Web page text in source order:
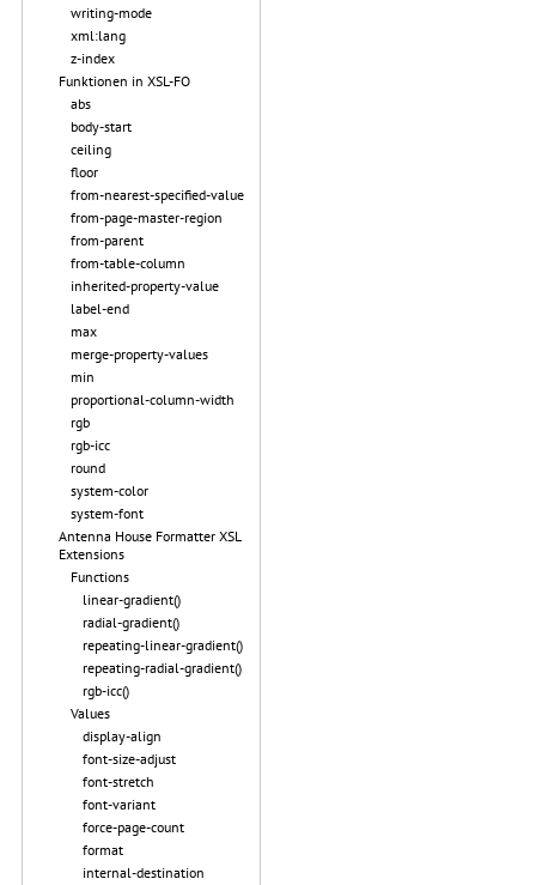
writing-mode
xml:lang
z-index
Funktionen in XSL-FO
abs
body-start
ceiling
floor
from-nearest-specified-value
from-page-master-region
from-parent
from-table-column
inherited-property-value
label-end
max
merge-property-values
min
proportional-column-width
rgb
rgb-icc
round
system-color
system-font
Antenna House Formatter XSL
Extensions
Functions
linear-gradient()
radial-gradient()
repeating-linear-gradient()
repeating-radial-gradient()
rgb-icc()
Values
display-align
font-size-adjust
font-stretch
font-variant
force-page-count
format
internal-destination